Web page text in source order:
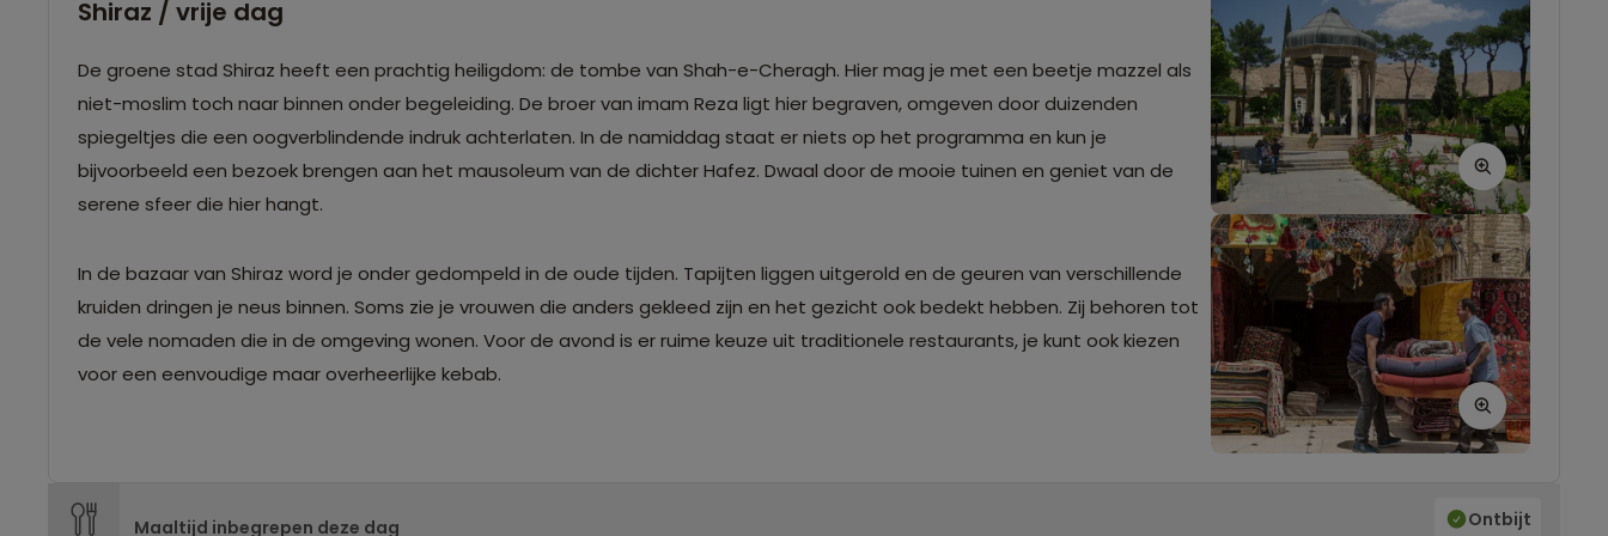
Shiraz / vrije dag
De groene stad Shiraz heeft een prachtig heiligdom: de tombe van Shah-e-Cheragh. Hier mag je met een beetje mazzel als
niet-moslim toch naar binnen onder begeleiding. De broer van imam Reza ligt hier begraven, omgeven door duizenden
spiegeltjes die een oogverblindende indruk achterlaten. In de namiddag staat er niets op het programma en kun je
bijvoorbeeld een bezoek brengen aan het mausoleum van de dichter Hafez. Dwaal door de mooie tuinen en geniet van de
serene sfeer die hier hangt.
In de bazaar van Shiraz word je onder gedompeld in de oude tijden. Tapijten liggen uitgerold en de geuren van verschillende
kruiden dringen je neus binnen. Soms zie je vrouwen die anders gekleed zijn en het gezicht ook bedekt hebben. Zij behoren tot
de vele nomaden die in de omgeving wonen. Voor de avond is er ruime keuze uit traditionele restaurants, je kunt ook kiezen
voor een eenvoudige maar overheerlijke kebab.
Maaltijd inbegrepen deze dag Ontbijt